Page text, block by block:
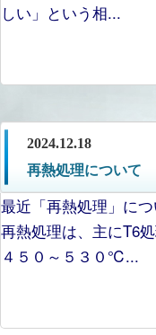
しい」という相...
2024.12.18
再熱処理について
最近「再熱処理」に
再熱処理は、主にT6
４５０～５３０℃...